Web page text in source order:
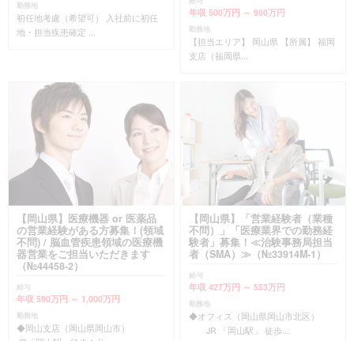
勤務地
初任地考慮（希望可） 入社前に初任
地・担当疾患確定 ...
年収 500万円 ～ 900万円
勤務地
【担当エリア】 岡山県 【所属】 福岡
支店（福岡県...
【岡山県】医療機器 or 医薬品
の営業経験がある方募集！(領域
不問) / 脳血管疾患領域の医療機
器営業をご担当いただきます
（№44458-2）
給与
年収 590万円 ～ 1,000万円
勤務地
◆岡山支店（岡山県岡山市）
【岡山県】「営業経験者（業種
不問）」「医療業界での勤務経
験者」募集！≪治験事務局担当
者（SMA）≫（№33914M-1）
給与
年収 427万円 ～ 553万円
勤務地
◆オフィス（岡山県岡山市北区）
JR 「岡山駅」 徒歩...